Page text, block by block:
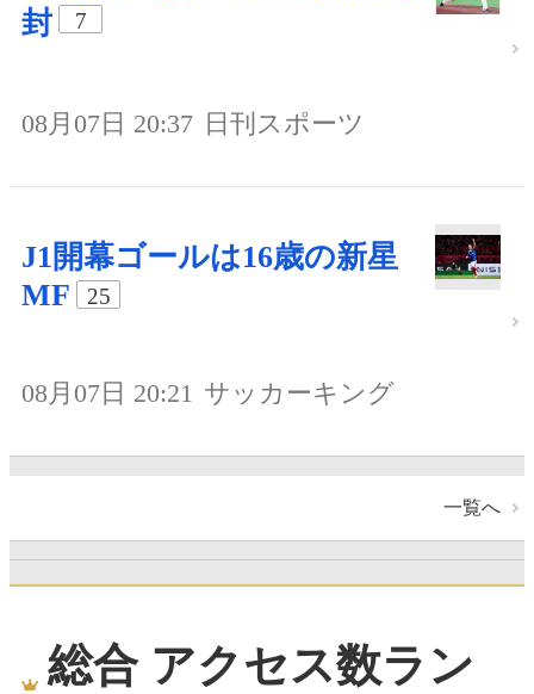
封
7
08月07日 20:37 日刊スポーツ
J1開幕ゴールは16歳の新星
MF
25
08月07日 20:21 サッカーキング
一覧へ
総合 アクセス数ラン